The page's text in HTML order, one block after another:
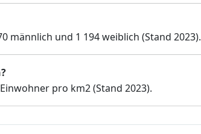
männlich und 1 194 weiblich (Stand 2023).
pro km2 (Stand 2023).